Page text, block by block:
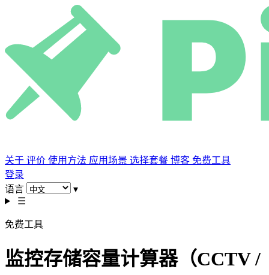
关于 评价 使用方法 应用场景 选择套餐 博客 免费工具
登录
语言
▾
☰
免费工具
监控存储容量计算器（CCTV /